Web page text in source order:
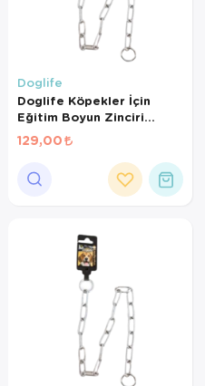
Doglife
Doglife Köpekler İçin
Eğitim Boyun Zinciri
5,00Mmx80Cm
129,00